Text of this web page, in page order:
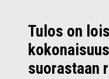
Tulos on
suorastaan